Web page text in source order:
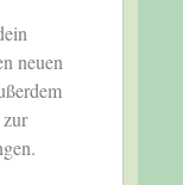
neuen